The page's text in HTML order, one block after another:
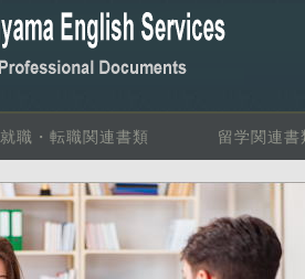
就職・転職関連書類 留学関連書